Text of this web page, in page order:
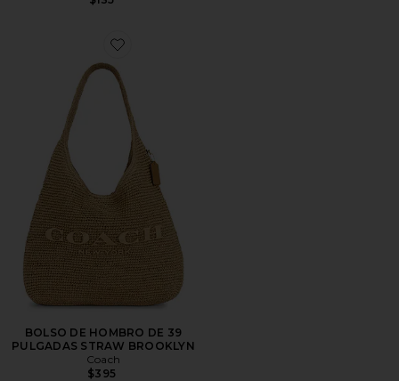
Favorite BOLSO DE HOMBRO DE 39 PULGADAS
BOLSO DE HOMBRO DE 39
PULGADAS STRAW BROOKLYN
Coach
$395